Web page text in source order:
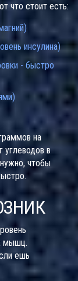
что стоит есть:
инсулина)
- быстро
на
углеводов в
чтобы
мышц.
ешь